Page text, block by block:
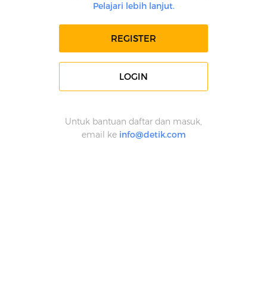
Pelajari lebih lanjut.
REGISTER
LOGIN
Untuk bantuan daftar dan masuk,
email ke info@detik.com